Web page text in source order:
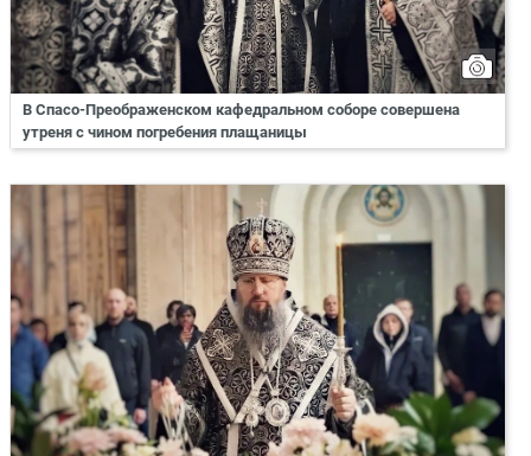
В Спасо-Преображенском кафедральном соборе совершена
утреня с чином погребения плащаницы